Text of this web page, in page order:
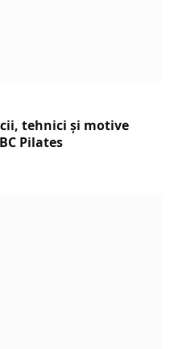
tehnici și motive
Pilates